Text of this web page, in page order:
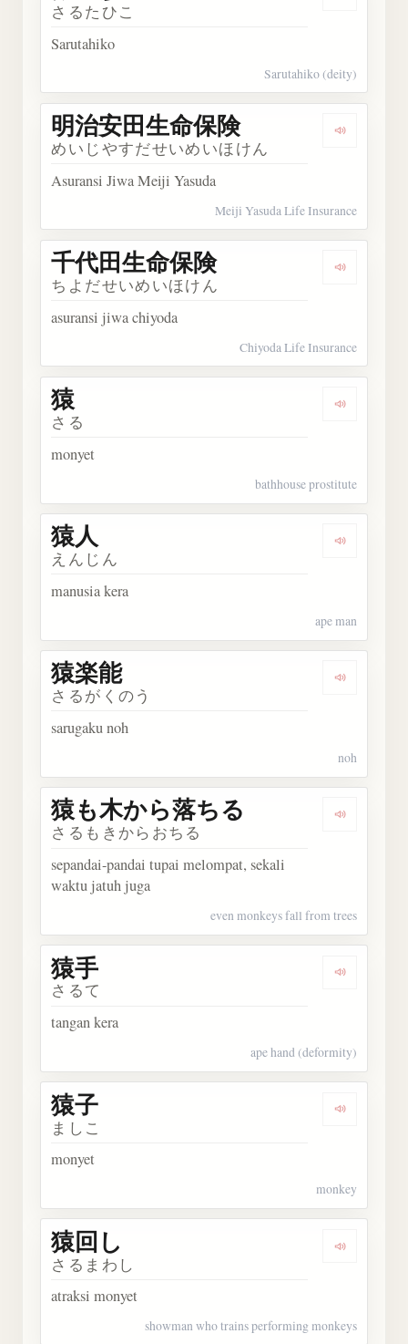
さるたひこ
Sarutahiko
Sarutahiko (deity)
明治安田生命保険
めいじやすだせいめいほけん
Asuransi Jiwa Meiji Yasuda
Meiji Yasuda Life Insurance
千代田生命保険
ちよだせいめいほけん
asuransi jiwa chiyoda
Chiyoda Life Insurance
Dengarkan
猿
さる
monyet
bathhouse prostitute
Dengarkan
猿人
えんじん
manusia kera
ape man
猿楽能
さるがくのう
sarugaku noh
noh
猿も木から落ちる
さるもきからおちる
sepandai-pandai tupai melompat, sekali
waktu jatuh juga
even monkeys fall from trees
Dengarkan
猿手
さるて
tangan kera
ape hand (deformity)
猿子
ましこ
monyet
monkey
猿回し
さるまわし
atraksi monyet
showman who trains performing monkeys